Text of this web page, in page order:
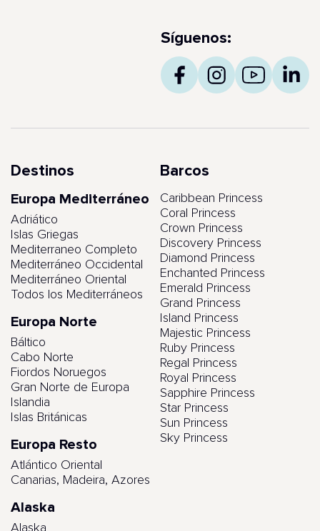
Síguenos:
Destinos
Europa Mediterráneo
Adriático
Islas Griegas
Mediterraneo Completo
Mediterráneo Occidental
Mediterráneo Oriental
Todos los Mediterráneos
Europa Norte
Báltico
Cabo Norte
Fiordos Noruegos
Gran Norte de Europa
Islandia
Islas Británicas
Europa Resto
Atlántico Oriental
Canarias, Madeira, Azores
Alaska
Alaska
Barcos
Caribbean Princess
Coral Princess
Crown Princess
Discovery Princess
Diamond Princess
Enchanted Princess
Emerald Princess
Grand Princess
Island Princess
Majestic Princess
Ruby Princess
Regal Princess
Royal Princess
Sapphire Princess
Star Princess
Sun Princess
Sky Princess